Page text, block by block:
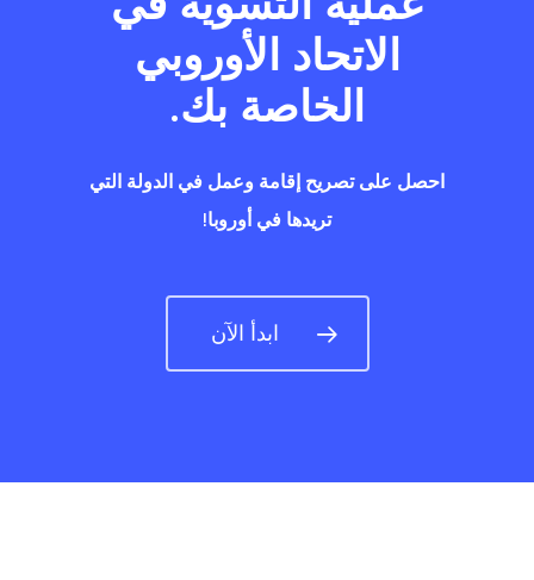
الاتحاد الأوروبي
الخاصة بك.
احصل على تصريح إقامة وعمل في الدولة التي
تريدها في أوروبا!
ابدأ الآن